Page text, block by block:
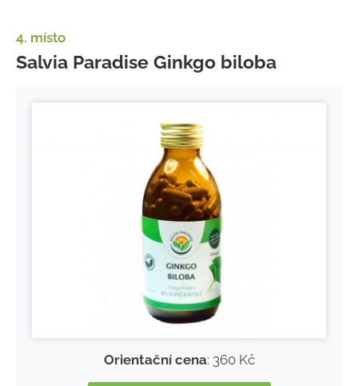
4. místo
Salvia Paradise Ginkgo biloba
Orientační cena: 360 Kč